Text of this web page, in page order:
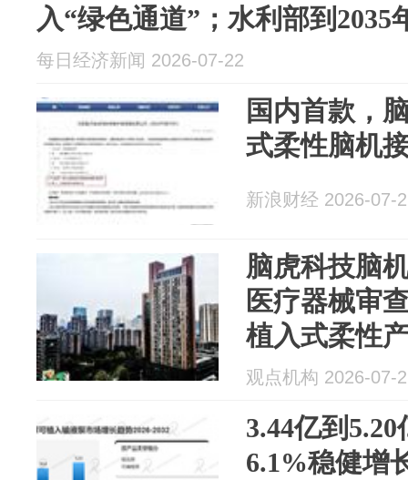
入“绿色通道”；水利部到2035
利遥感卫星应用体系
每日经济新闻 2026-07-22
国内首款，
式柔性脑机
新浪财经 2026-07-
脑虎科技脑
医疗器械审
植入式柔性
观点机构 2026-07-
3.44亿到
6.1%稳健增